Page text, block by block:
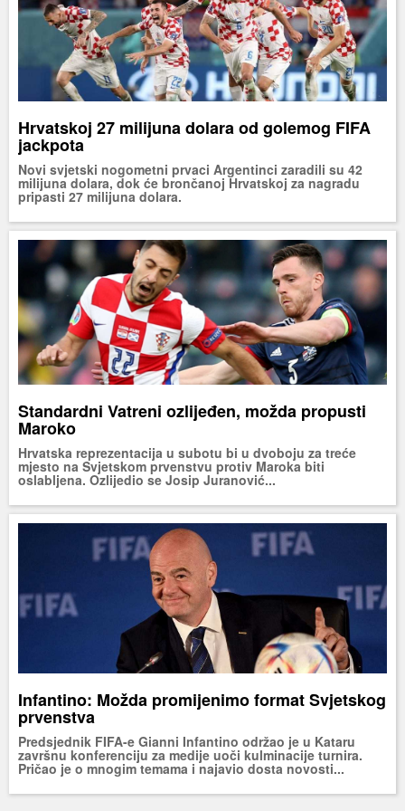
Hrvatskoj 27 milijuna dolara od golemog FIFA
jackpota
Novi svjetski nogometni prvaci Argentinci zaradili su 42
milijuna dolara, dok će brončanoj Hrvatskoj za nagradu
pripasti 27 milijuna dolara.
Standardni Vatreni ozlijeđen, možda propusti
Maroko
Hrvatska reprezentacija u subotu bi u dvoboju za treće
mjesto na Svjetskom prvenstvu protiv Maroka biti
oslabljena. Ozlijedio se Josip Juranović...
Infantino: Možda promijenimo format Svjetskog
prvenstva
Predsjednik FIFA-e Gianni Infantino održao je u Kataru
završnu konferenciju za medije uoči kulminacije turnira.
Pričao je o mnogim temama i najavio dosta novosti...